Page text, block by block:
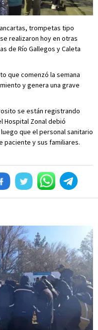
trompetas tipo
realizaron hoy en otras
de Río Gallegos y Caleta
que comenzó la semana
y genera una grave
se están registrando
Hospital Zonal debió
que el personal sanitario
paciente y sus familiares.